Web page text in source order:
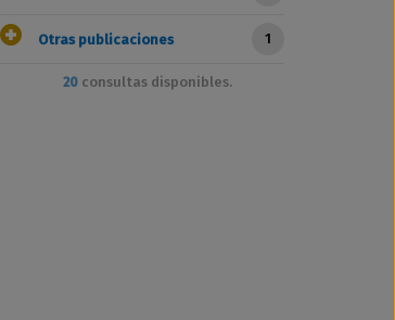
Otras publicaciones 1
20consultas disponibles.